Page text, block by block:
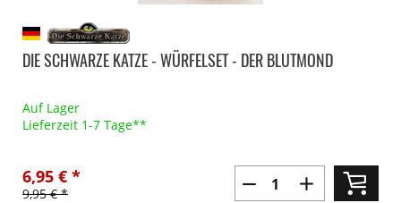
DIE SCHWARZE KATZE - WÜRFELSET - DER BLUTMOND
Auf Lager
Lieferzeit 1-7 Tage**
9,95 € *
6,95 € *